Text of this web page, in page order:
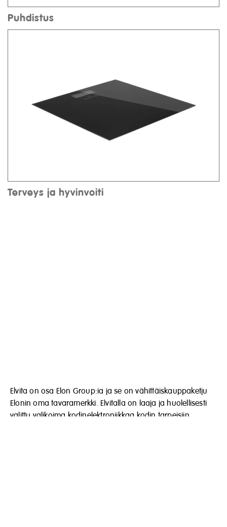
Puhdistus
Terveys ja hyvinvoiti
Elvita on osa Elon Group:ia ja se on vähittäiskauppaketju
Elonin oma tavaramerkki. Elvitalla on laaja ja huolellisesti
valittu valikoima kodinelektroniikkaa kodin tarpeisiin.